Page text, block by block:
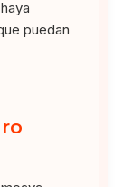
puedan